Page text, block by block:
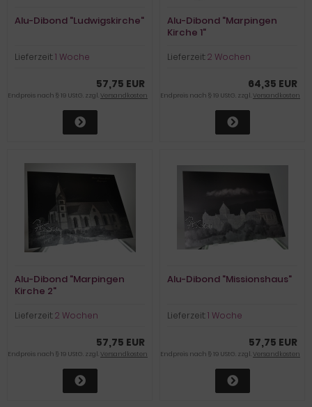
Alu-Dibond "Ludwigskirche"
Lieferzeit:1 Woche
57,75 EUR
Endpreis nach § 19 UStG. zzgl.Versandkosten
Alu-Dibond "Marpingen
Kirche 1"
Lieferzeit:2 Wochen
64,35 EUR
Endpreis nach § 19 UStG. zzgl.Versandkosten
Alu-Dibond "Marpingen
Kirche 2"
Lieferzeit:2 Wochen
57,75 EUR
Endpreis nach § 19 UStG. zzgl.Versandkosten
Alu-Dibond "Missionshaus"
Lieferzeit:1 Woche
57,75 EUR
Endpreis nach § 19 UStG. zzgl.Versandkosten